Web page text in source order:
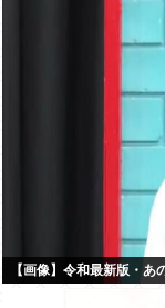
【画像】令和最新版・あ